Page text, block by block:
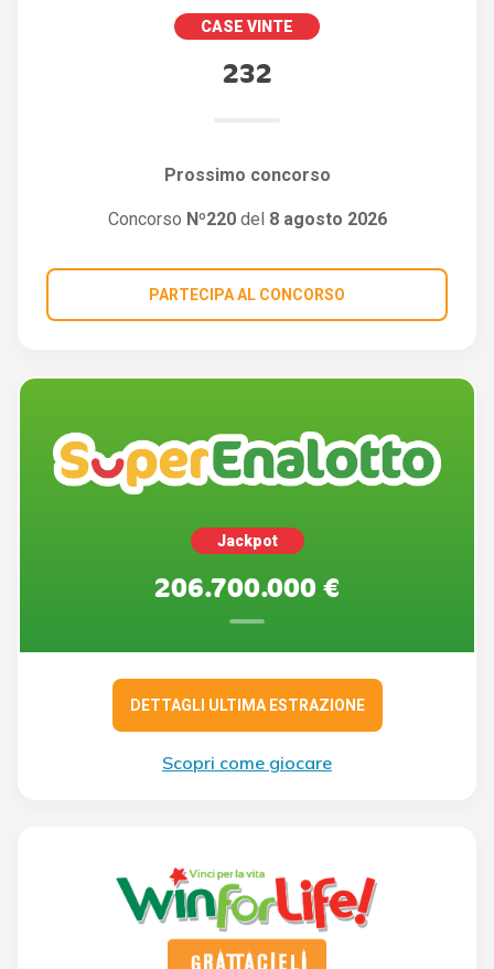
CASE VINTE
232
Prossimo concorso
Concorso Nº220del 8 agosto 2026
PARTECIPA AL CONCORSO
Jackpot
206.700.000 €
DETTAGLI ULTIMA ESTRAZIONE
Scopri come giocare